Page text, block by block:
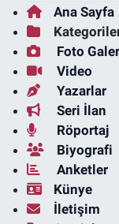
Ana Sayfa
Foto
Video
Yazarlar
Seri İlan
Röportaj
Biyografi
Anketler
Künye
İletişim